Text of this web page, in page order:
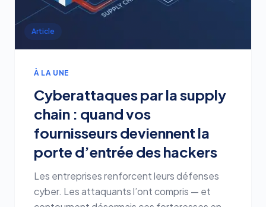
À LA UNE
chain : quand vos
fournisseurs deviennent la
porte d’entrée des hackers
Les entreprises renforcent leurs défenses
cyber. Les attaquants l’ont compris — et
contournent désormais ces forteresses en
passant par les sous-traitants, prestataires
et fournisseurs. Pourquoi le TPRM est